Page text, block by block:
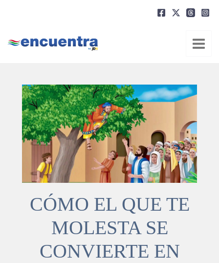
CÓMO EL QUE TE
MOLESTA SE
CONVIERTE EN